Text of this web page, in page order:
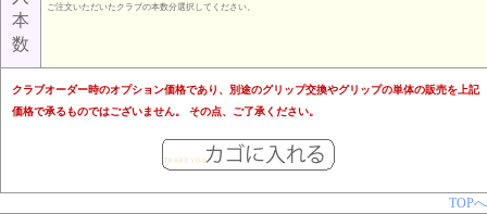
本
数
ご注文いただいたクラブの本数分選択してください。
クラブオーダー時のオプション価格であり、別途のグリップ交換やグリップの単体の販売を上記
価格で承るものではございません。 その点、ご了承ください。
TOPへ